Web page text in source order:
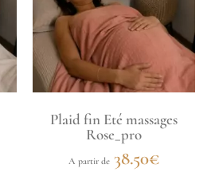
Plaid fin Eté massages
Rose_pro
A partir de 38.50€